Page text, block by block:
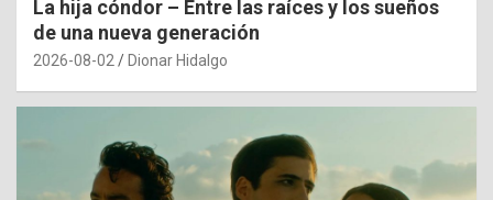
La hija cóndor – Entre las raíces y los sueños
de una nueva generación
2026-08-02 Dionar Hidalgo